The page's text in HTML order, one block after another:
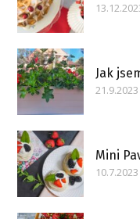
Jak
21.9.2023
Mini
10.7.2023